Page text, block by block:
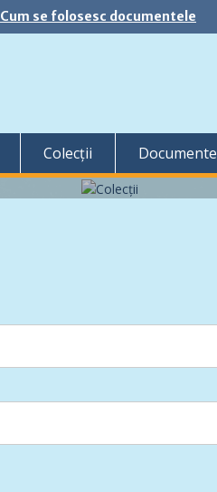
Cum se folosesc documentele
Colecții Documente